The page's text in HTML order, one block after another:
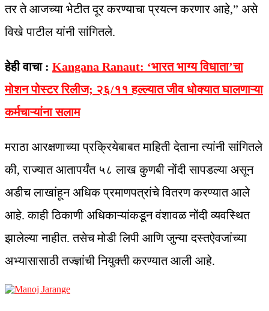
तर ते आजच्या भेटीत दूर करण्याचा प्रयत्न करणार आहे,” असे
विखे पाटील यांनी सांगितले.
हेही वाचा : Kangana Ranaut: ‘भारत भाग्य विधाता’चा
मोशन पोस्टर रिलीज; २६/११ हल्ल्यात जीव धोक्यात घालणाऱ्या
कर्मचाऱ्यांना सलाम
मराठा आरक्षणाच्या प्रक्रियेबाबत माहिती देताना त्यांनी सांगितले
की, राज्यात आतापर्यंत ५८ लाख कुणबी नोंदी सापडल्या असून
अडीच लाखांहून अधिक प्रमाणपत्रांचे वितरण करण्यात आले
आहे. काही ठिकाणी अधिकाऱ्यांकडून वंशावळ नोंदी व्यवस्थित
झालेल्या नाहीत. तसेच मोडी लिपी आणि जुन्या दस्तऐवजांच्या
अभ्यासासाठी तज्ज्ञांची नियुक्ती करण्यात आली आहे.